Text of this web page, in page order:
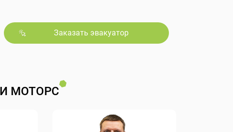
Заказать эвакуатор
МОТОРС